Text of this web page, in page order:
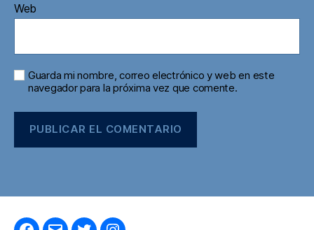
Web
Guarda mi nombre, correo electrónico y web en este
navegador para la próxima vez que comente.